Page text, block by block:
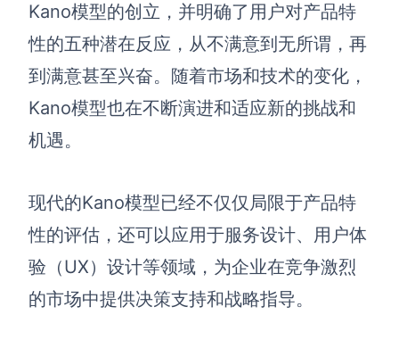
AI生成价值链
数据分析与策略
AI生成用户画像
AI生成Smart分析
AI生成波特五力模型
AI生成4P营销理论模型
AI生成竞品分析
AI生成安索夫矩阵
智能创作
AI生成PPT
AI对话
AI生成简历
Kano模型的创立，并明确了用户对产品特
性的五种潜在反应，从不满意到无所谓，再
到满意甚至兴奋。随着市场和技术的变化，
Kano模型也在不断演进和适应新的挑战和
机遇。
现代的Kano模型已经不仅仅局限于产品特
性的评估，还可以应用于服务设计、用户体
验（UX）设计等领域，为企业在竞争激烈
的市场中提供决策支持和战略指导。